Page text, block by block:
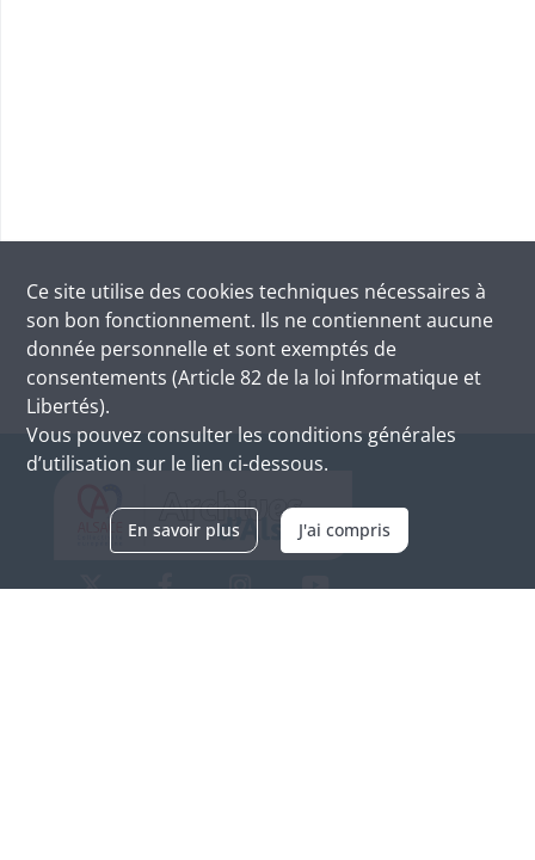
Ce site utilise des cookies techniques nécessaires à
son bon fonctionnement. Ils ne contiennent aucune
donnée personnelle et sont exemptés de
consentements (Article 82 de la loi Informatique et
Libertés).
Vous pouvez consulter les conditions générales
d’utilisation sur le lien ci-dessous.
En savoir plus J'ai compris